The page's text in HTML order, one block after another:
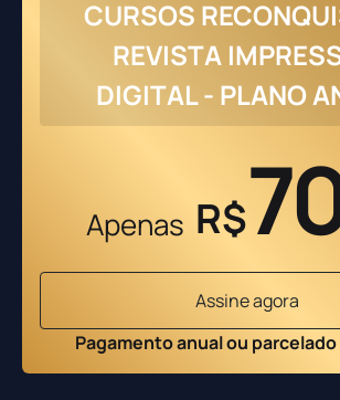
CURSOS
REVISTA
DIGITAL - PLANO
Apenas R$
Assine agora
Pagamento anual ou